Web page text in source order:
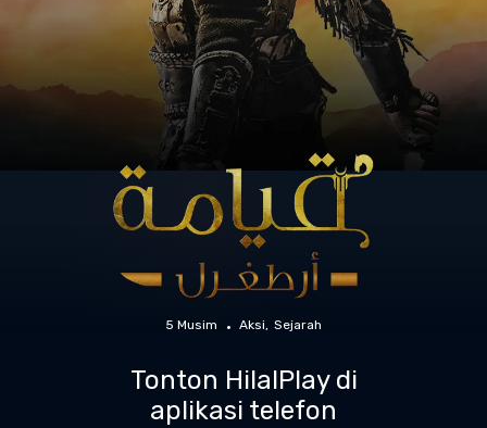
5 Musim Aksi Sejarah
Tonton HilalPlay di
aplikasi telefon